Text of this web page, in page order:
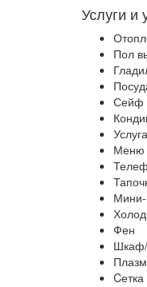
Услуги и
Пол
Сейф
Меню
Фен